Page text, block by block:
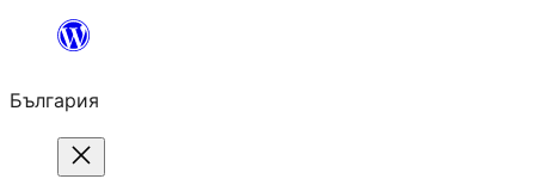
България